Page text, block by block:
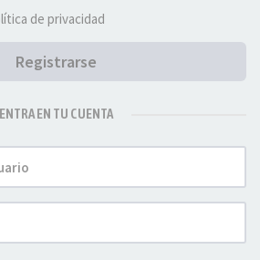
de privacidad
Registrarse
ENTRA EN TU CUENTA